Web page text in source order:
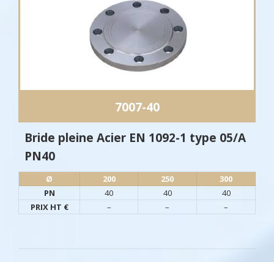
7007-40
Bride pleine Acier EN 1092-1 type 05/A
PN40
Ø​ 200 250
300
PN
40 40
40
PRIX HT €
– – –